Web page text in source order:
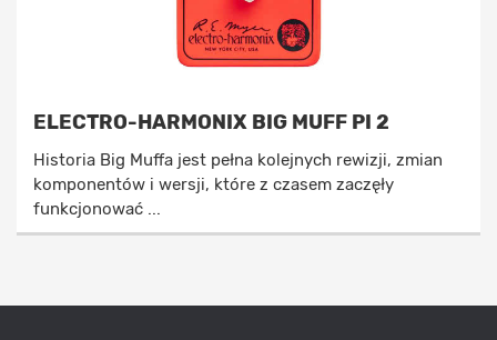
ELECTRO-HARMONIX BIG MUFF PI 2
Historia Big Muffa jest pełna kolejnych rewizji, zmian
komponentów i wersji, które z czasem zaczęły
funkcjonować ...